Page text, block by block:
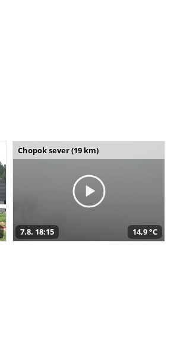
Chopok sever (19 km)
7.8. 18:15 14,9 °C